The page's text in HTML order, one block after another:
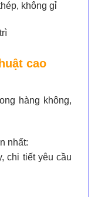
không gỉ
cao
hàng không,
nhất:
chi tiết yêu cầu